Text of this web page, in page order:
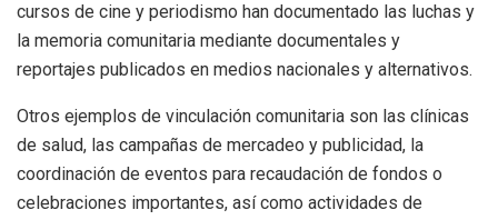
cursos de cine y periodismo han documentado las luchas y
la memoria comunitaria mediante documentales y
reportajes publicados en medios nacionales y alternativos.
Otros ejemplos de vinculación comunitaria son las clínicas
de salud, las campañas de mercadeo y publicidad, la
coordinación de eventos para recaudación de fondos o
celebraciones importantes, así como actividades de